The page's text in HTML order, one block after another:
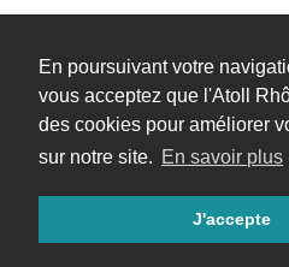
En poursuivant votre
vous acceptez que l'Atoll
des cookies pour améliorer
sur notre site. En savoir plus
J'accepte
Répondre…